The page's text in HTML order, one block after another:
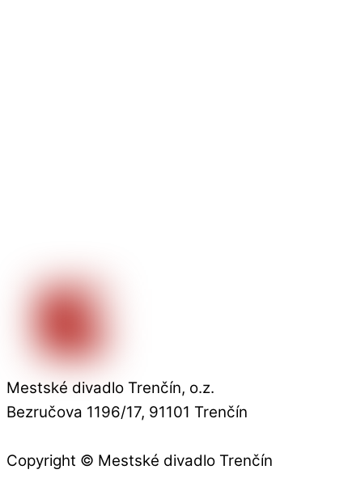
Mestské divadlo Trenčín, o.z.
Bezručova 1196/17, 91101 Trenčín
Copyright © Mestské divadlo Trenčín